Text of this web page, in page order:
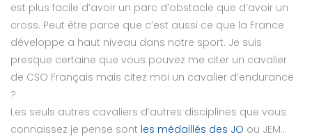
est plus facile d’avoir un parc d’obstacle que d’avoir un
cross. Peut être parce que c’est aussi ce que la France
développe a haut niveau dans notre sport. Je suis
presque certaine que vous pouvez me citer un cavalier
de CSO Français mais citez moi un cavalier d’endurance
?
Les seuls autres cavaliers d’autres disciplines que vous
connaissez je pense sont les médaillés des JO ou JEM…